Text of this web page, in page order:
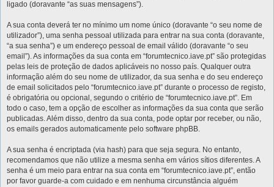
ligado (doravante “as suas mensagens”).
A sua conta deverá ter no mínimo um nome único (doravante “o seu nome de
utilizador”), uma senha pessoal utilizada para entrar na sua conta (doravante,
“a sua senha”) e um endereço pessoal de email válido (doravante “o seu
email”). As informações da sua conta em “forumtecnico.iave.pt” são protegidas
pelas leis de proteção de dados aplicáveis no nosso país. Qualquer outra
informação além do seu nome de utilizador, da sua senha e do seu endereço
de email solicitados pelo “forumtecnico.iave.pt” durante o processo de registo,
é obrigatória ou opcional, segundo o critério de “forumtecnico.iave.pt”. Em
todo o caso, tem a opção de escolher as informações da sua conta que serão
publicadas. Além disso, dentro da sua conta, pode optar por receber, ou não,
os emails gerados automaticamente pelo software phpBB.
A sua senha é encriptada (via hash) para que seja segura. No entanto,
recomendamos que não utilize a mesma senha em vários sítios diferentes. A
senha é um meio para entrar na sua conta em “forumtecnico.iave.pt”, então
por favor guarde-a com cuidado e em nenhuma circunstância alguém